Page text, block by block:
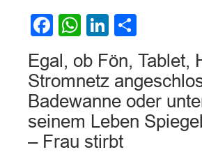
Facebook
WhatsApp
LinkedIn
Egal, ob Fön, Tablet,
Stromnetz
Badewanne oder
seinem Leben
– Frau stirbt